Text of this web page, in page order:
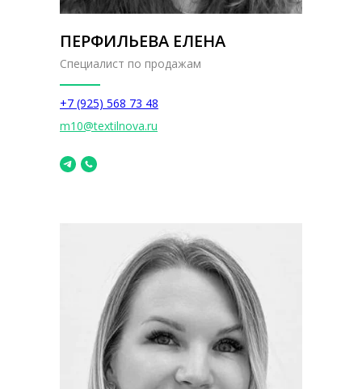
ПЕРФИЛЬЕВА ЕЛЕНА
Специалист по продажам
+7 (925) 568 73 48
m10@textilnova.ru